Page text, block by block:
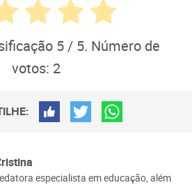
5 / 5. Número de
votos: 2
especialista em educação, além